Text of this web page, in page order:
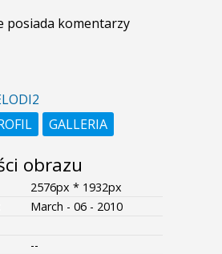
posiada komentarzy
GALLERIA
obrazu
2576px * 1932px
March - 06 - 2010
--